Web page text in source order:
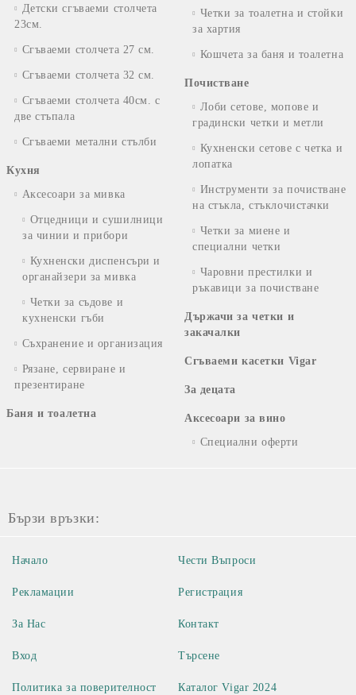
Детски сгъваеми столчета
23см.
Сгъваеми столчета 27 см.
Сгъваеми столчета 32 см.
Сгъваеми столчета 40см. с
две стъпала
Сгъваеми метални стълби
Кухня
Аксесоари за мивка
Отцедници и сушилници
за чинии и прибори
Кухненски диспенсъри и
органайзери за мивка
Четки за съдове и
кухненски гъби
Съхранение и организация
Рязане, сервиране и
презентиране
Баня и тоалетна
Четки за тоалетна и стойки
за хартия
Кошчета за баня и тоалетна
Почистване
Лоби сетове, мопове и
градински четки и метли
Кухненски сетове с четка и
лопатка
Инструменти за почистване
на стъкла, стъклочистачки
Четки за миене и
специални четки
Чаровни престилки и
ръкавици за почистване
Държачи за четки и
закачалки
Сгъваеми касетки Vigar
За децата
Аксесоари за вино
Специални оферти
Бързи връзки:
Начало
Рекламации
За Нас
Вход
Чести Въпроси
Регистрация
Контакт
Търсене
Политика за поверителност Каталог Vigar 2024